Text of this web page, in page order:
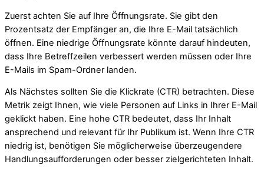
Zuerst achten Sie auf Ihre Öffnungsrate. Sie gibt den
Prozentsatz der Empfänger an, die Ihre E-Mail tatsächlich
öffnen. Eine niedrige Öffnungsrate könnte darauf hindeuten,
dass Ihre Betreffzeilen verbessert werden müssen oder Ihre
E-Mails im Spam-Ordner landen.
Als Nächstes sollten Sie die Klickrate (CTR) betrachten. Diese
Metrik zeigt Ihnen, wie viele Personen auf Links in Ihrer E-Mail
geklickt haben. Eine hohe CTR bedeutet, dass Ihr Inhalt
ansprechend und relevant für Ihr Publikum ist. Wenn Ihre CTR
niedrig ist, benötigen Sie möglicherweise überzeugendere
Handlungsaufforderungen oder besser zielgerichteten Inhalt.